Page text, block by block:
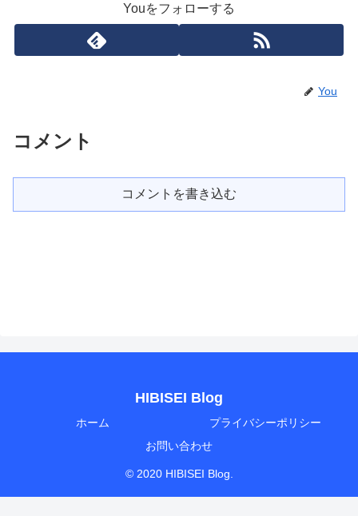
Youをフォローする
You
コメント
コメントを書き込む
HIBISEI Blog
ホーム
プライバシーポリシー
お問い合わせ
© 2020 HIBISEI Blog.